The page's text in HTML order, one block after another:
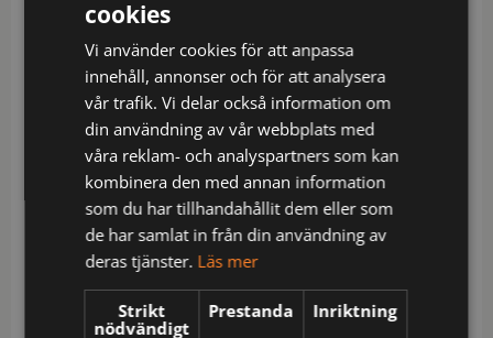
Beskrivning
Midjebyxa med sidfickor. Benfickor, på vänster sida
ficka med övervidd samt telefonficka, försluts med
kardborre. På höger sida tumstocksficka samt
verktygsficka med knivknapp. Två hammarhankar,
en på vardera sida. Bakfickor med lock, försluts
med kardborre. Förstärkning i tumstocksfickan och
över knäna för ökad slitstyrka. Förböjda knän med
knäskyddsfickor som går att reglera i två höjder,
öppning inifrån. C42-C64 kan förlängas med 5 cm
genom ett utvik i benslutet.
cookies
Vi använder cookies för att anpassa
innehåll, annonser och för att analysera
vår trafik. Vi delar också information om
din användning av vår webbplats med
våra reklam- och analyspartners som kan
kombinera den med annan information
som du har tillhandahållit dem eller som
de har samlat in från din användning av
deras tjänster. Läs mer
Strikt
nödvändigt
Prestanda Inriktning